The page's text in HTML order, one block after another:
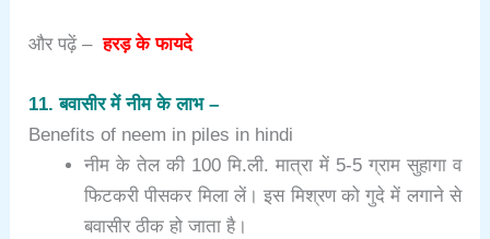
और पढ़ें –हरड़ के फायदे
11. बवासीर में नीम के लाभ –
Benefits of neem in piles in hindi
नीम के तेल की 100 मि.ली. मात्रा में 5-5 ग्राम सुहागा व
फिटकरी पीसकर मिला लें। इस मिश्रण को गुदे में लगाने से
बवासीर ठीक हो जाता है।